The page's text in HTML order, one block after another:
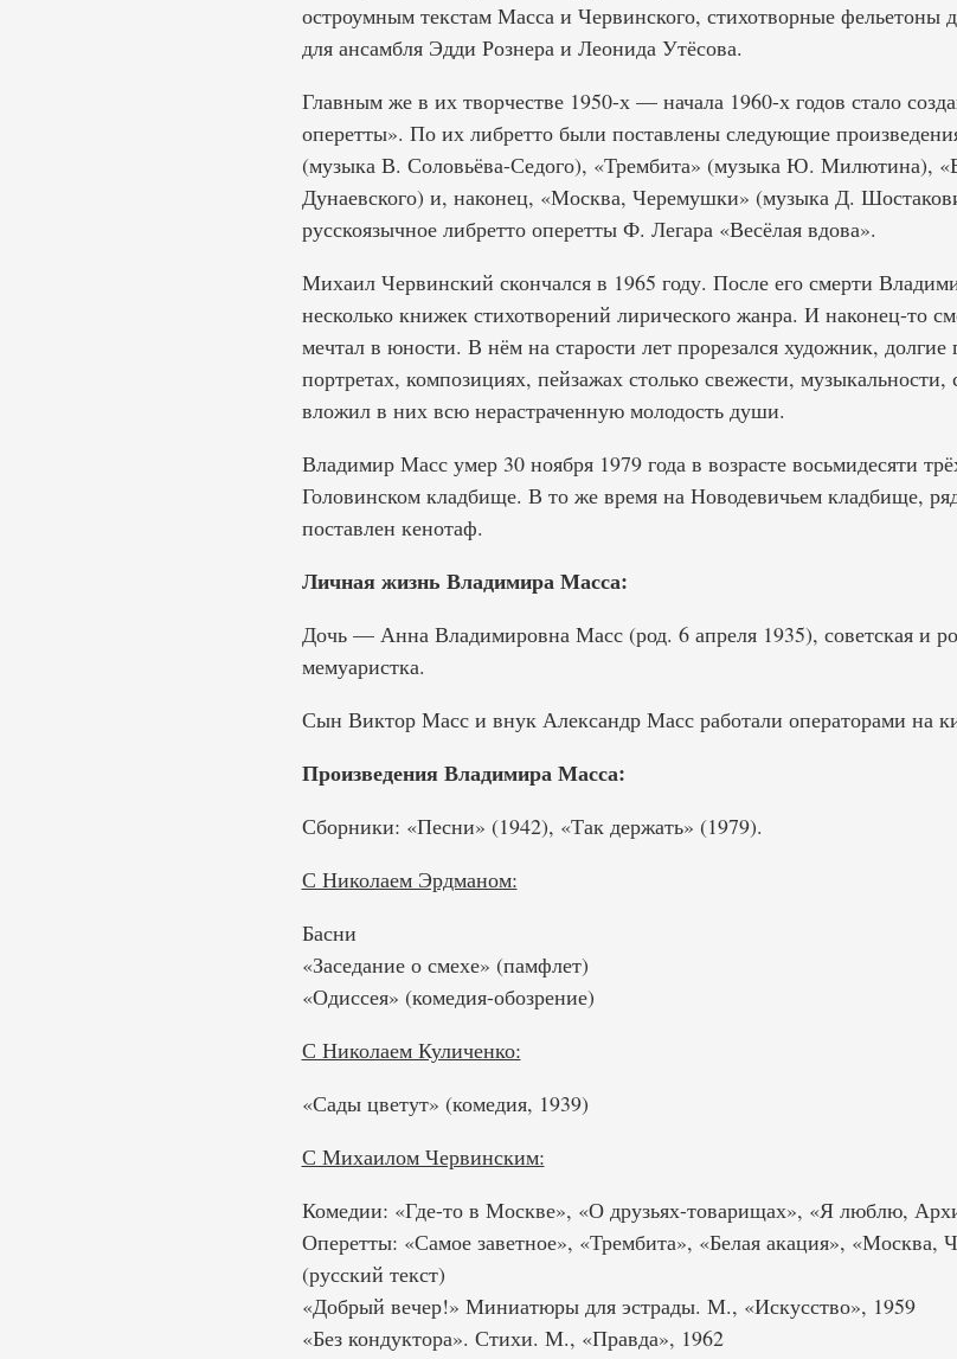
остроумным текстам Масса и Червинского, стихотворные фельетоны
для ансамбля Эдди Рознера и Леонида Утёсова.
Главным же в их творчестве 1950-х — начала 1960-х годов стало
оперетты». По их либретто были поставлены следующие
(музыка В. Соловьёва-Седого), «Трембита» (музыка Ю. Милютина),
Дунаевского) и, наконец, «Москва, Черемушки» (музыка Д.
русскоязычное либретто оперетты Ф. Легара «Весёлая вдова».
Михаил Червинский скончался в 1965 году. После его смерти
несколько книжек стихотворений лирического жанра. И наконец-то
мечтал в юности. В нём на старости лет прорезался художник,
портретах, композициях, пейзажах столько свежести,
вложил в них всю нерастраченную молодость души.
Владимир Масс умер 30 ноября 1979 года в возрасте восьмидесяти
Головинском кладбище. В то же время на Новодевичьем кладбище,
поставлен кенотаф.
Личная жизнь Владимира Масса:
Дочь — Анна Владимировна Масс (род. 6 апреля 1935), советская и
мемуаристка.
Сын Виктор Масс и внук Александр Масс работали операторами на
Произведения Владимира Масса:
Сборники: «Песни» (1942), «Так держать» (1979).
С Николаем Эрдманом:
Басни
«Заседание о смехе» (памфлет)
«Одиссея» (комедия-обозрение)
С Николаем Куличенко:
«Сады цветут» (комедия, 1939)
С Михаилом Червинским:
Комедии: «Где-то в Москве», «О друзьях-товарищах», «Я люблю,
Оперетты: «Самое заветное», «Трембита», «Белая акация», «Москва,
(русский текст)
«Добрый вечер!» Миниатюры для эстрады. М., «Искусство», 1959
«Без кондуктора». Стихи. М., «Правда», 1962